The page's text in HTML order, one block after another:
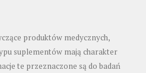
produktów medycznych,
suplementów mają charakter
te przeznaczone są do badań